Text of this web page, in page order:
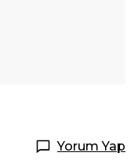
Yorum Yap